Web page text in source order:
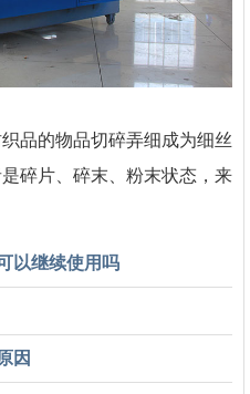
品的物品切碎弄细成为细丝
碎片、碎末、粉末状态，来
以继续使用吗
因